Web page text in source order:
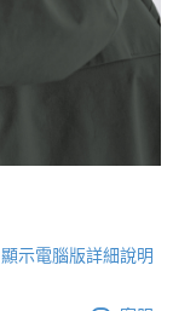
顯示電腦版詳細說明